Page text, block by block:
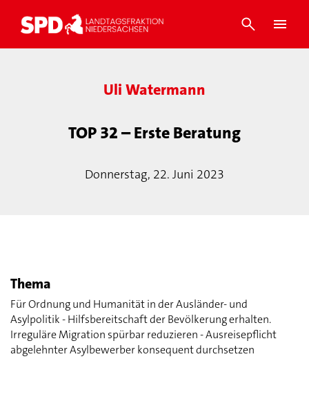
Uli Watermann
TOP 32 – Erste Beratung
Donnerstag, 22. Juni 2023
Thema
Für Ordnung und Humanität in der Ausländer- und
Asylpolitik - Hilfsbereitschaft der Bevölkerung erhalten.
Irreguläre Migration spürbar reduzieren - Ausreisepflicht
abgelehnter Asylbewerber konsequent durchsetzen